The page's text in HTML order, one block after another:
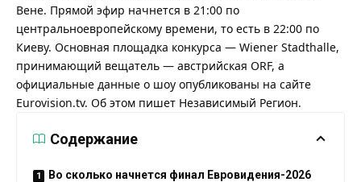
Вене. Прямой эфир начнется в 21:00 по
центральноевропейскому времени, то есть в 22:00 по
Киеву. Основная площадка конкурса — Wiener Stadthalle,
принимающий вещатель — австрийская ORF, а
официальные данные о шоу опубликованы на сайте
Eurovision.tv. Об этом пишет Независимый Регион.
Содержание
Во сколько начнется финал Евровидения-2026